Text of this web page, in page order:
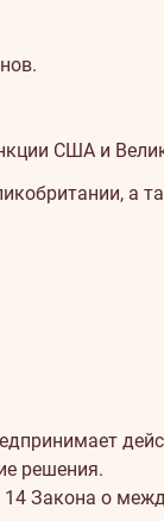
США и
а
решения.
Закона о